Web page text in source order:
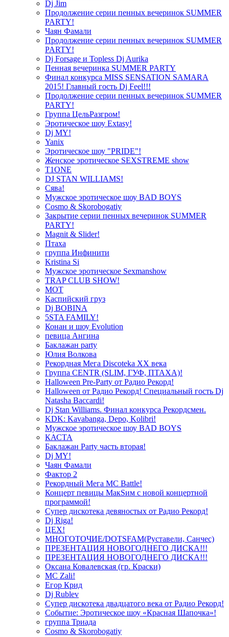
Dj Jim
Продолжение серии пенных вечеринок SUMMER
PARTY!
Чаян Фамали
Продолжение серии пенных вечеринок SUMMER
PARTY!
Dj Forsage и Topless Dj Aurika
Пенная вечеринка SUMMER PARTY
Финал конкурса MISS SENSATION SAMARA
2015! Главный гость Dj Feel!!!
Продолжение серии пенных вечеринок SUMMER
PARTY!
Группа ЦельРазгром!
Эротическое шоу Extasy!
Dj MY!
Yanix
Эротическое шоу "PRIDE"!
Женское эротическое SEXSTREME show
T1ONE
DJ STAN WILLIAMS!
Сява!
Мужское эротическое шоу BAD BOYS
Cosmo & Skorobogatiy
Закрытие серии пенных вечеринок SUMMER
PARTY!
Magnit & Slider!
Птаха
группа Инфинити
Kristina Si
Мужское эротическое Sexmanshow
TRAP CLUB SHOW!
МОТ
Каспийский груз
Dj BOBINA
5STA FAMILY!
Конан и шоу Evolution
певица Ангина
Баклажан party
Юлия Волкова
Рекордная Мега Discoteka XX века
Группа CENTR (SLIM, ГУФ, ПТАХА)!
Halloween Pre-Party от Радио Рекорд!
Halloween от Радио Рекорд! Специальный гость Dj
Natasha Baccardi!
Dj Stan Williams. Финал конкурса Рекордсмен.
KDK: Kavabanga, Depo, Kolibri!
Мужское эротическое шоу BAD BOYS
КАСТА
Баклажан Party часть вторая!
Dj MY!
Чаян Фамали
Фактор 2
Рекордный Мега МС Battle!
Концерт певицы МакSим с новой концертной
программой!
Супер дискотека девяностых от Радио Рекорд!
Dj Riga!
ЦЕХ!
МНОГОТОЧИЕ/DOTSFAM(Руставели, Санчес)
ПРЕЗЕНТАЦИЯ НОВОГОДНЕГО ДИСКА!!!
ПРЕЗЕНТАЦИЯ НОВОГОДНЕГО ДИСКА!!!
Оксана Ковалевская (гр. Краски)
MC Zali!
Егор Крид
Dj Rublev
Супер дискотека двадцатого века от Радио Рекорд!
Событие: Эротическое шоу «Красная Шапочка»!
группа Триада
Cosmo & Skorobogatiy